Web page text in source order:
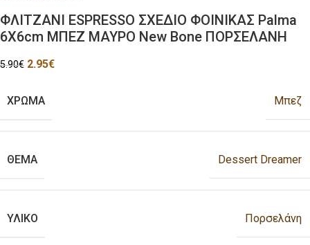
ΦΛΙΤΖΑΝΙ ESPRESSO ΣΧΕΔΙΟ ΦΟΙΝΙΚΑΣ Palma
6Χ6cm ΜΠΕΖ ΜΑΥΡΟ New Bone ΠΟΡΣΕΛΑΝΗ
5.90€ 2.95€
ΧΡΩΜΑ Μπεζ
ΘΕΜΑ Dessert Dreamer
ΥΛΙΚΟ Πορσελάνη